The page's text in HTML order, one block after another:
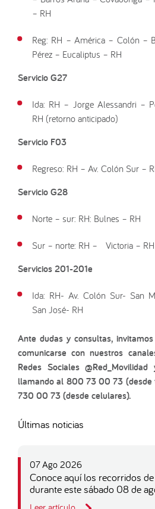
– RH
Reg: RH – América – Colón –
Pérez – Eucaliptus – RH
Servicio G27
Ida: RH – Jorge Alessandri –
RH (retorno anticipado)
Servicio F03
Regreso: RH – Av. Colón Sur –
Servicio G28
Norte – sur: RH: Bulnes – RH
Sur – norte: RH – Victoria – RH
Servicios 201-201e
Ida: RH- Av. Colón Sur- San
San José- RH
Ante dudas y consultas,
comunicarse con nuestros
Redes Sociales
llamando al 800 73 00 73
730 00 73 (desde celulares).
Últimas noticias
07 Ago 2026
Conoce aquí los recorridos
durante este sábado 08 de